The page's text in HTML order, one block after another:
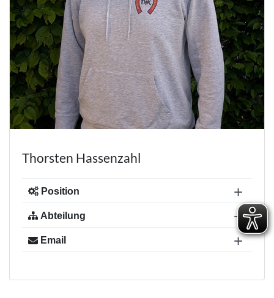
Thorsten Hassenzahl
Position
Abteilungsleiter
+
Abteilung
Basketball
+
Email +